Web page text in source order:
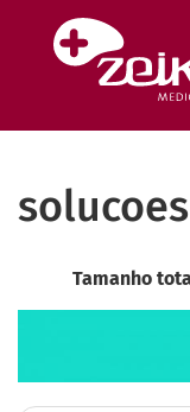
conteúdo
Tamanho